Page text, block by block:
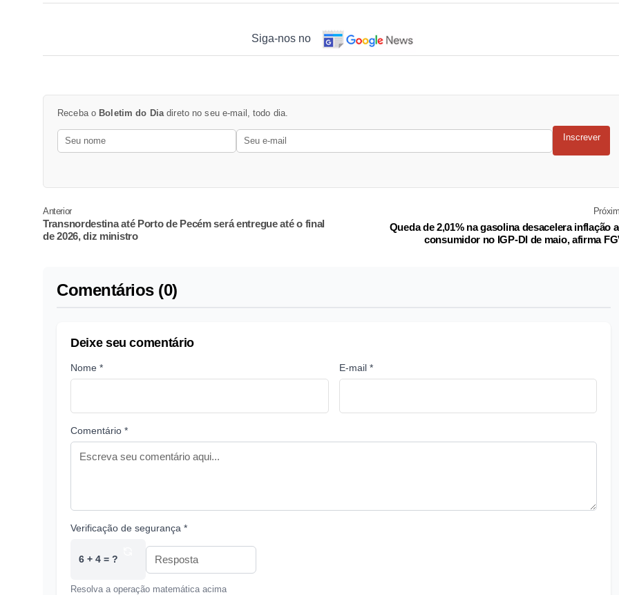
Siga-nos no
Receba o Boletim do Dia direto no seu e-mail, todo dia.
Inscrever
Anterior
Transnordestina até Porto de Pecém será entregue até o final
de 2026, diz ministro
Queda de 2,01% na gasolina desacelera inflação
consumidor no IGP-DI de maio, afirma
Comentários (0)
Deixe seu comentário
Nome * E-mail *
Comentário *
Verificação de segurança *
6 + 4 = ?
Resolva a operação matemática acima